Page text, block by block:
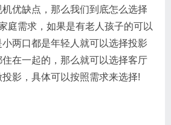
优缺点，那么我们到底怎么选择
庭需求，如果是有老人孩子的可以
两口都是年轻人就可以选择投影
在一起的，那么就可以选择客厅
影，具体可以按照需求来选择!